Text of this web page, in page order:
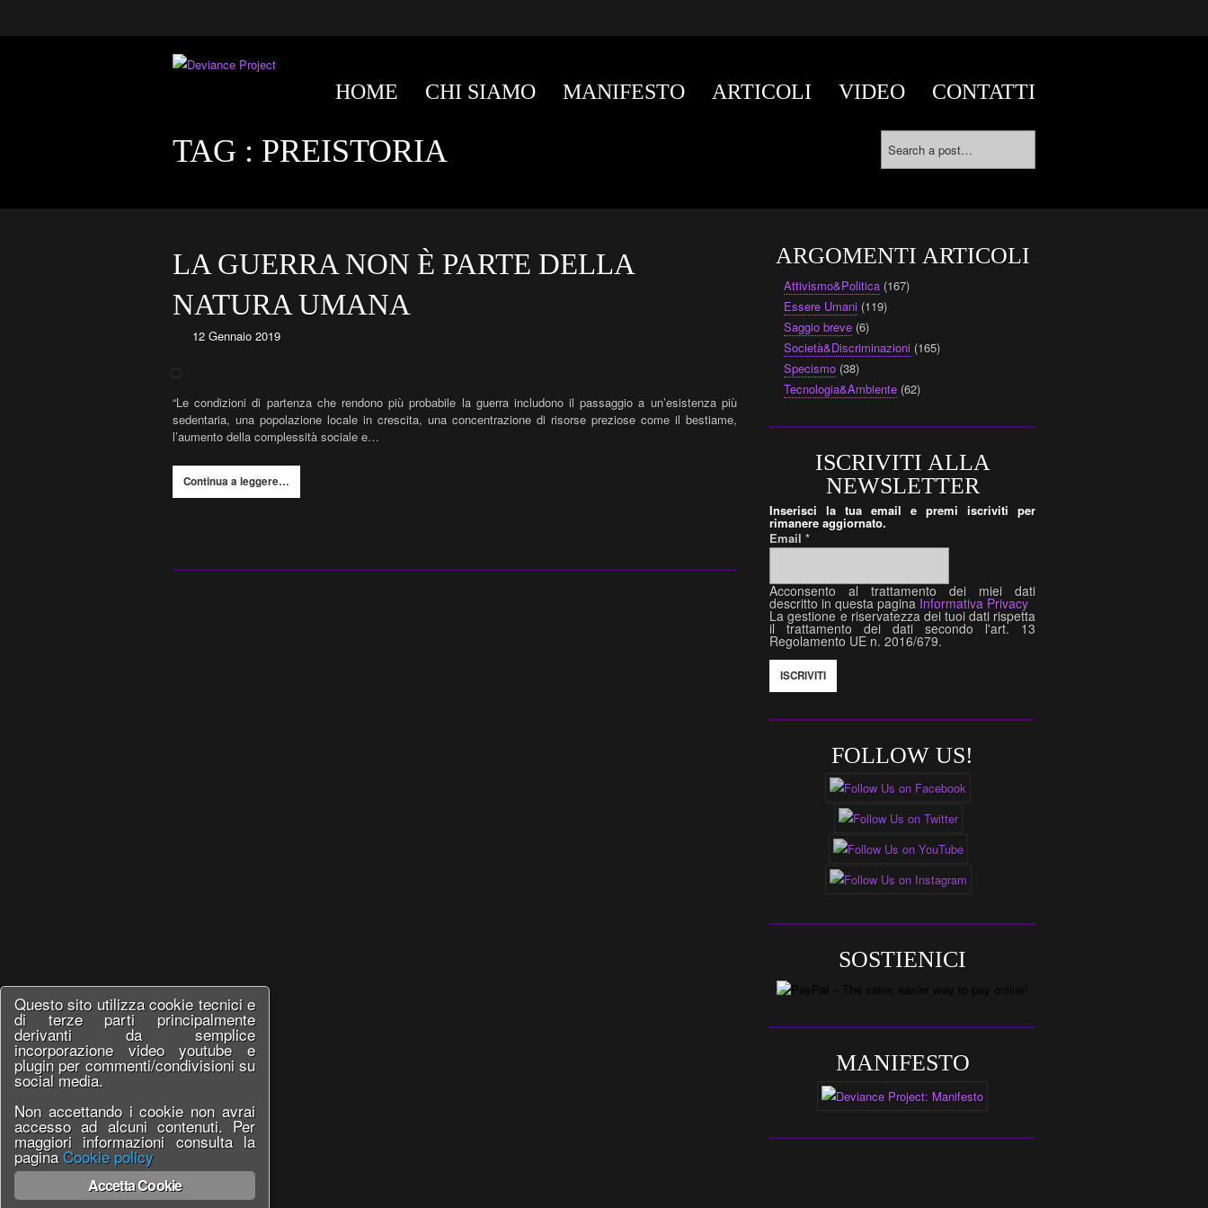
HOME CHI SIAMO MANIFESTO ARTICOLI VIDEO CONTATTI
TAG : PREISTORIA
LA GUERRA NON È PARTE DELLA
NATURA UMANA
12 Gennaio 2019
“Le condizioni di partenza che rendono più probabile la guerra includono il passaggio a un’esistenza più
sedentaria, una popolazione locale in crescita, una concentrazione di risorse preziose come il bestiame,
l’aumento della complessità sociale e…
Continua a leggere…
ARGOMENTI ARTICOLI
Attivismo&Politica (167)
Essere Umani (119)
Saggio breve (6)
Società&Discriminazioni (165)
Specismo (38)
Tecnologia&Ambiente (62)
ISCRIVITI ALLA
NEWSLETTER
Inserisci la tua email e premi iscriviti per
rimanere aggiornato.
Email*
Acconsento al trattamento dei miei dati
descritto in questa pagina Informativa Privacy
La gestione e riservatezza dei tuoi dati rispetta
il trattamento dei dati secondo l'art. 13
Regolamento UE n. 2016/679.
FOLLOW US!
SOSTIENICI
MANIFESTO
Questo sito utilizza cookie tecnici e
di terze parti principalmente
derivanti da semplice
incorporazione video youtube e
plugin per commenti/condivisioni su
social media.
Non accettando i cookie non avrai
accesso ad alcuni contenuti. Per
maggiori informazioni consulta la
paginaCookie policy
Accetta Cookie